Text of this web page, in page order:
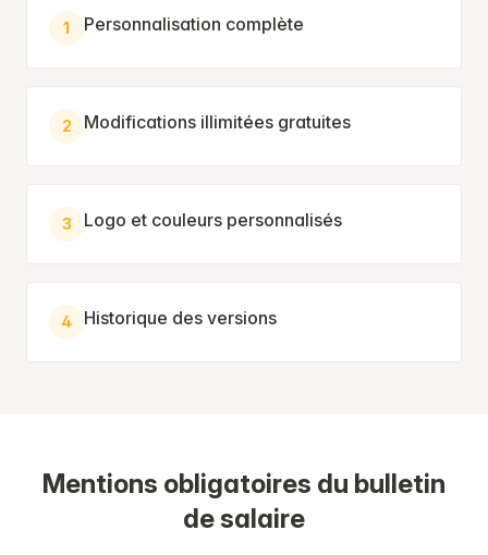
1 Personnalisation complète
2 Modifications illimitées gratuites
3 Logo et couleurs personnalisés
4 Historique des versions
Mentions obligatoires du bulletin
de salaire